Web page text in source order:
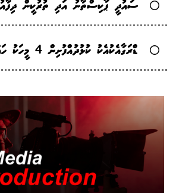
ސައުދީ ޕާކިސްތާނު އަދި ތުރުކީން
ޑްރަގާއެކުއެކު ކުޅުދުއްފުށިން 4 މީހަކު ހައްޔަރުކޮށްފި